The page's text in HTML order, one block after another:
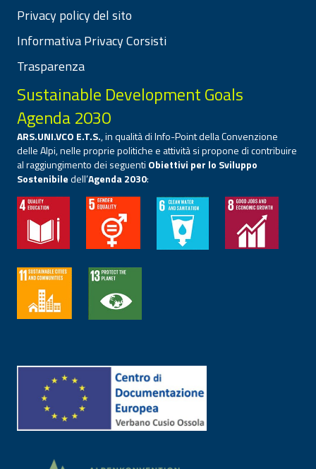
Privacy policy del sito
Informativa Privacy Corsisti
Trasparenza
Sustainable Development Goals
Agenda 2030
ARS.UNI.VCO E.T.S., in qualità di Info-Point della Convenzione
delle Alpi, nelle proprie politiche e attività si propone di contribuire
al raggiungimento dei seguenti Obiettivi per lo Sviluppo
Sostenibiledell’Agenda 2030: